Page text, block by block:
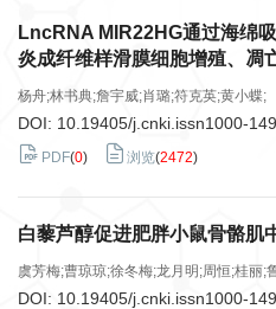
LncRNA MIR22HG通过海绵
炎成纤维样滑膜细胞增殖、凋
杨舟;林书典;詹宇威;肖璐;符克英;黄小蝶;
DOI: 10.19405/j.cnki.issn1000-
PDF(0) 浏览(2472)
白藜芦醇促进肥胖小鼠骨骼肌
虞芳梅;曹琼琼;徐冬梅;龙月明;周恒;桂丽;
DOI: 10.19405/j.cnki.issn1000-